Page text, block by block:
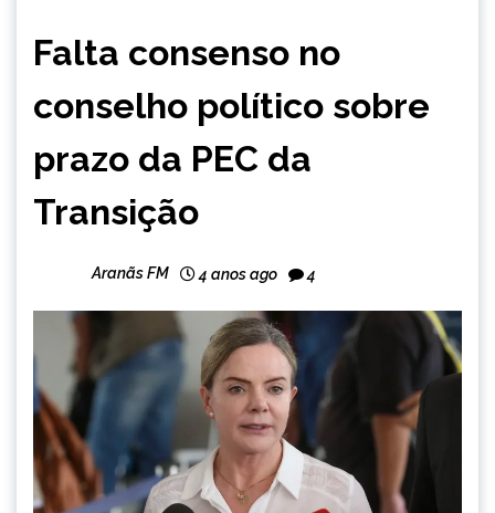
NOTÍCIAS
Falta consenso no
conselho político sobre
prazo da PEC da
Transição
Aranãs FM 4 anos ago 4